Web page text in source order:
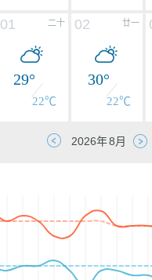
二十
01
29°
22℃
廿一
02
30°
22℃